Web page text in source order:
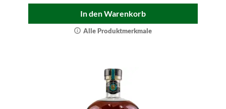
In den Warenkorb
Alle Produktmerkmale